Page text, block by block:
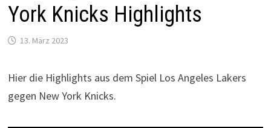
York Knicks Highlights
13. März 2023
Hier die Highlights aus dem Spiel Los Angeles Lakers
gegen New York Knicks.